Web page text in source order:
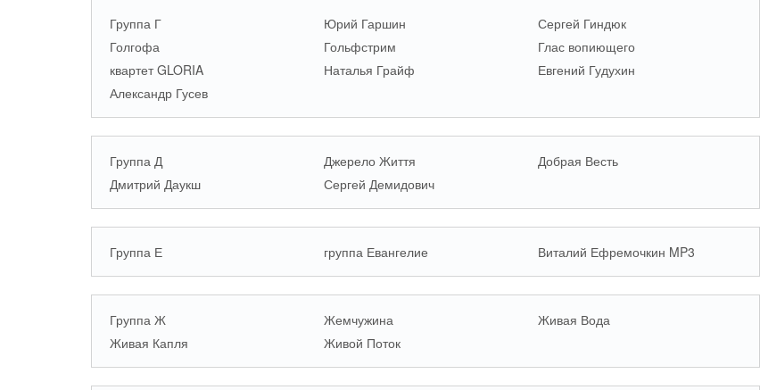
Группа Г Юрий Гаршин
Сергей Гиндюк
Голгофа
Гольфстрим
Глас вопиющего
квартет GLORIA
Наталья Грайф
Евгений Гудухин
Александр Гусев
Группа Д Джерело Життя
Добрая Весть
Дмитрий Даукш
Сергей Демидович
Группа Е группа Евангелие Виталий Ефремочкин MP3
Группа Ж Жемчужина
Живая Вода
Живая Капля
Живой Поток